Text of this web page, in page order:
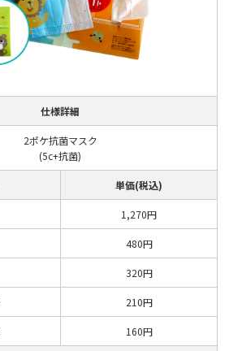
仕様詳細
2ポケ抗菌マスク
(5c+抗菌)
単価(税込)
1,270円
480円
320円
210円
160円